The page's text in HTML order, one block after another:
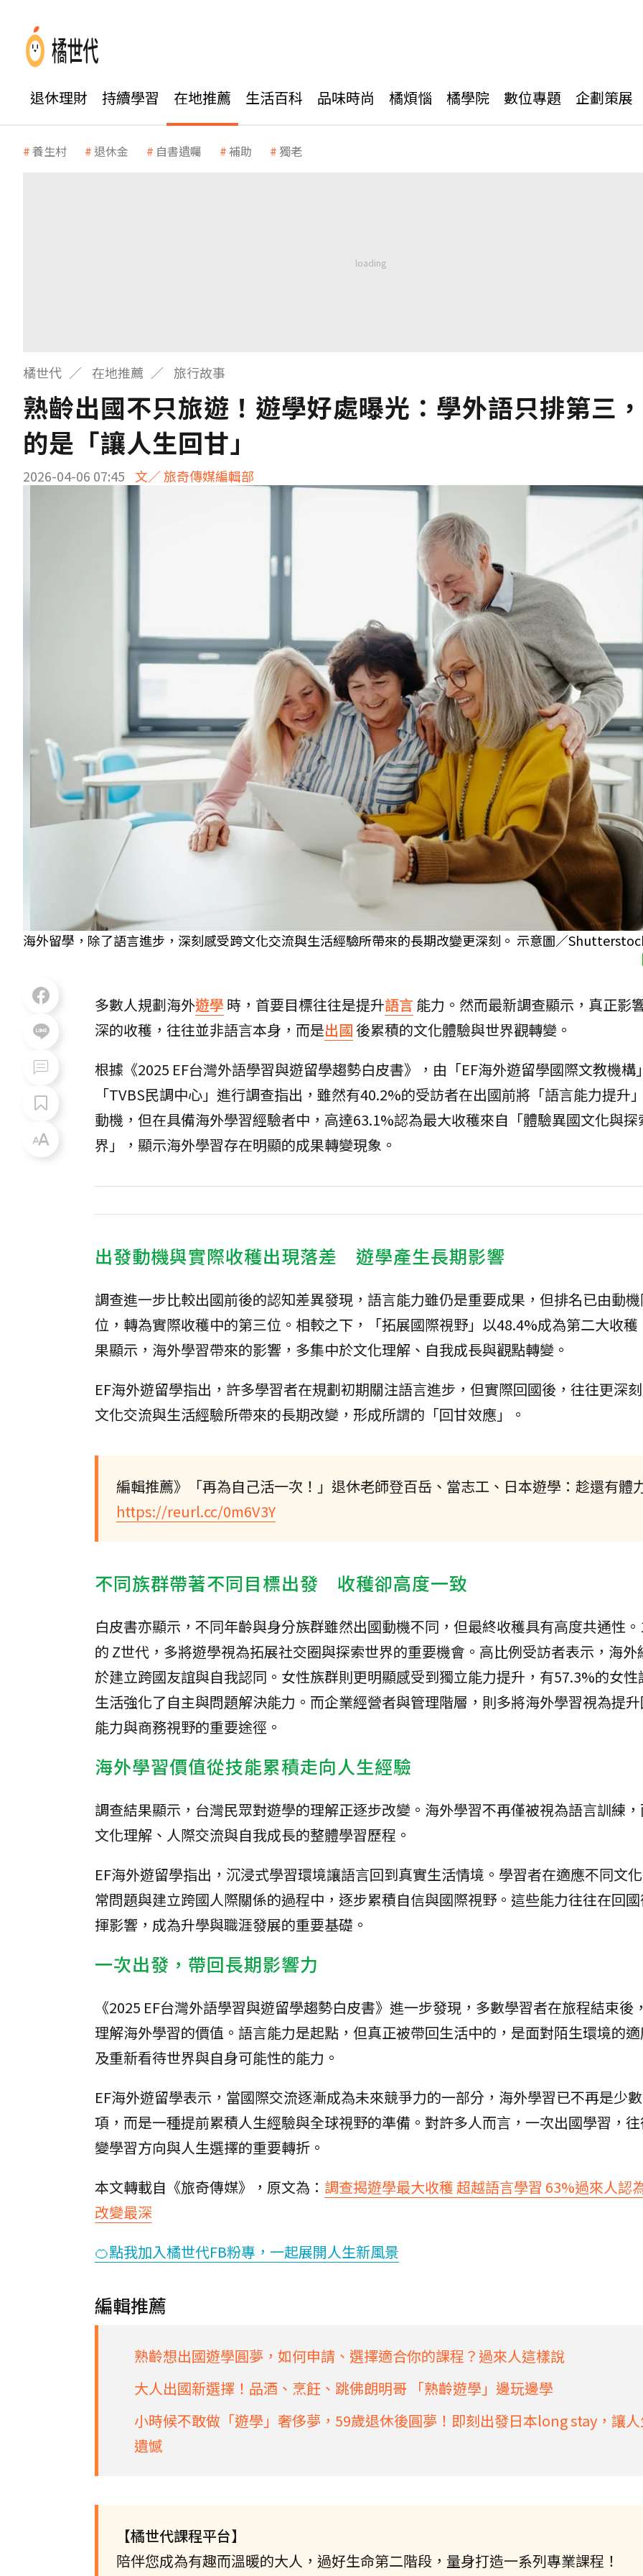
退休理財 持續學習 在地推薦 生活百科 品味時尚 橘煩惱 橘學院 數位專題 企劃策展
養生村 退休金 自書遺囑 補助 獨老
橘世代 在地推薦 旅行故事
熟齡出國不只旅遊！遊學好處曝光：學外語只排第三
的是「讓人生回甘」
2026-04-06 07:45 文／ 旅奇傳媒編輯部
海外留學，除了語言進步，深刻感受跨文化交流與生活經驗所帶來的長期改變更深刻。 示意圖／
多數人規劃海外遊學 時，首要目標往往是提升語言 能力。然而最新調查顯示，真正影
深的收穫，往往並非語言本身，而是出國 後累積的文化體驗與世界觀轉變。
根據《2025 EF台灣外語學習與遊留學趨勢白皮書》，由「EF海外遊留學國際文教機構
「TVBS民調中心」進行調查指出，雖然有40.2%的受訪者在出國前將「語言能力提升
動機，但在具備海外學習經驗者中，高達63.1%認為最大收穫來自「體驗異國文化與探
界」，顯示海外學習存在明顯的成果轉變現象。
出發動機與實際收穫出現落差 遊學產生長期影響
調查進一步比較出國前後的認知差異發現，語言能力雖仍是重要成果，但排名已由動
位，轉為實際收穫中的第三位。相較之下，「拓展國際視野」以48.4%成為第二大收穫
果顯示，海外學習帶來的影響，多集中於文化理解、自我成長與觀點轉變。
EF海外遊留學指出，許多學習者在規劃初期關注語言進步，但實際回國後，往往更深
文化交流與生活經驗所帶來的長期改變，形成所謂的「回甘效應」。
編輯推薦》「再為自己活一次！」退休老師登百岳、當志工、日本遊學：趁還有體
https://reurl.cc/0m6V3Y
不同族群帶著不同目標出發 收穫卻高度一致
白皮書亦顯示，不同年齡與身分族群雖然出國動機不同，但最終收穫具有高度共通性
的 Z世代，多將遊學視為拓展社交圈與探索世界的重要機會。高比例受訪者表示，海外
於建立跨國友誼與自我認同。女性族群則更明顯感受到獨立能力提升，有57.3%的女性
生活強化了自主與問題解決能力。而企業經營者與管理階層，則多將海外學習視為提
能力與商務視野的重要途徑。
海外學習價值從技能累積走向人生經驗
調查結果顯示，台灣民眾對遊學的理解正逐步改變。海外學習不再僅被視為語言訓練
文化理解、人際交流與自我成長的整體學習歷程。
EF海外遊留學指出，沉浸式學習環境讓語言回到真實生活情境。學習者在適應不同文
常問題與建立跨國人際關係的過程中，逐步累積自信與國際視野。這些能力往往在回
揮影響，成為升學與職涯發展的重要基礎。
一次出發，帶回長期影響力
《2025 EF台灣外語學習與遊留學趨勢白皮書》進一步發現，多數學習者在旅程結束後
理解海外學習的價值。語言能力是起點，但真正被帶回生活中的，是面對陌生環境的
及重新看待世界與自身可能性的能力。
EF海外遊留學表示，當國際交流逐漸成為未來競爭力的一部分，海外學習已不再是少
項，而是一種提前累積人生經驗與全球視野的準備。對許多人而言，一次出國學習，
變學習方向與人生選擇的重要轉折。
本文轉載自《旅奇傳媒》，原文為： 調查揭遊學最大收穫 超越語言學習 63%過來人認
改變最深
🍊點我加入橘世代FB粉專，一起展開人生新風景
編輯推薦
熟齡想出國遊學圓夢，如何申請、選擇適合你的課程？過來人這樣說
大人出國新選擇！品酒、烹飪、跳佛朗明哥 「熟齡遊學」邊玩邊學
小時候不敢做「遊學」奢侈夢，59歲退休後圓夢！即刻出發日本long stay，讓
遺憾
【橘世代課程平台】
陪伴您成為有趣而溫暖的大人，過好生命第二階段，量身打造一系列專業課程！